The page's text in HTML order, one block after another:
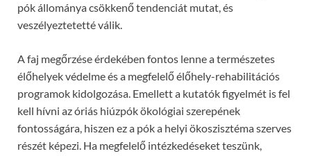
pók állománya csökkenő tendenciát mutat, és
veszélyeztetetté válik.
A faj megőrzése érdekében fontos lenne a természetes
élőhelyek védelme és a megfelelő élőhely-rehabilitációs
programok kidolgozása. Emellett a kutatók figyelmét is fel
kell hívni az óriás hiúzpók ökológiai szerepének
fontosságára, hiszen ez a pók a helyi ökoszisztéma szerves
részét képezi. Ha megfelelő intézkedéseket teszünk,